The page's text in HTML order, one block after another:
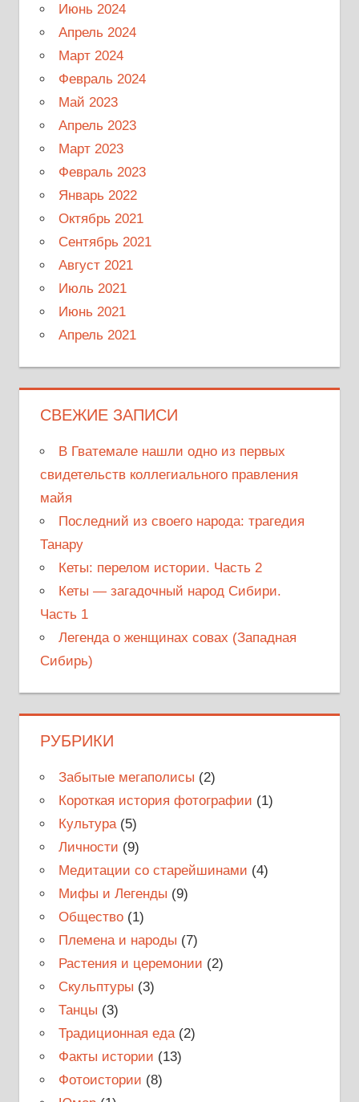
Июнь 2024
Апрель 2024
Март 2024
Февраль 2024
Май 2023
Апрель 2023
Март 2023
Февраль 2023
Январь 2022
Октябрь 2021
Сентябрь 2021
Август 2021
Июль 2021
Июнь 2021
Апрель 2021
СВЕЖИЕ ЗАПИСИ
В Гватемале нашли одно из первых
свидетельств коллегиального правления
майя
Последний из своего народа: трагедия
Танару
Кеты: перелом истории. Часть 2
Кеты — загадочный народ Сибири.
Часть 1
Легенда о женщинах совах (Западная
Сибирь)
РУБРИКИ
Забытые мегаполисы (2)
Короткая история фотографии (1)
Культура(5)
Личности (9)
Медитации со старейшинами (4)
Мифы и Легенды (9)
Общество(1)
Племена и народы (7)
Растения и церемонии (2)
Скульптуры (3)
Танцы (3)
Традиционная еда(2)
Факты истории (13)
Фотоистории (8)